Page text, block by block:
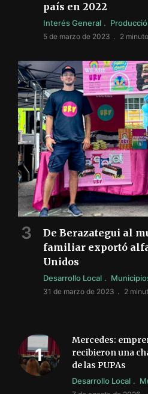
país en 2022
Interés General
5 de marzo de 2023 2
De Berazategui al
familiar exportó
Unidos
Desarrollo Local
31 de marzo de 2023 2
Mercedes:
recibieron una
de las PUPAs
Desarrollo Local